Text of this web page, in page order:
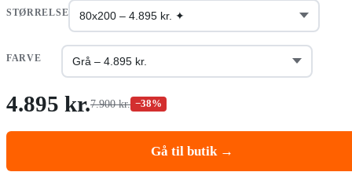
STØRRELSE
FARVE
4.895 kr.7.900 kr. −38%
Gå til butik →